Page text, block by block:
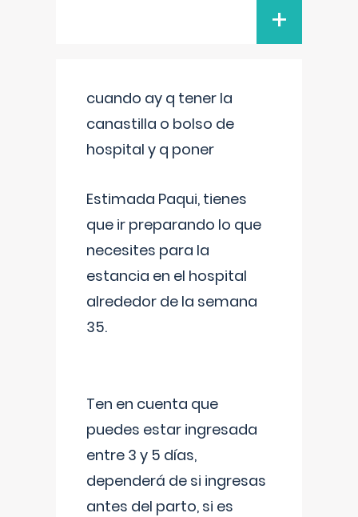
+
cuando ay q tener la
canastilla o bolso de
hospital y q poner
Estimada Paqui, tienes
que ir preparando lo que
necesites para la
estancia en el hospital
alrededor de la semana
35.
Ten en cuenta que
puedes estar ingresada
entre 3 y 5 días,
dependerá de si ingresas
antes del parto, si es